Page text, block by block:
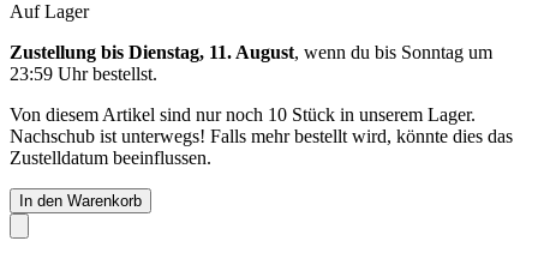
Auf Lager
Zustellung bis Dienstag, 11. August, wenn du bis Sonntag um
23:59 Uhrbestellst.
Von diesem Artikel sind nur noch 10 Stück in unserem Lager.
Nachschub ist unterwegs! Falls mehr bestellt wird, könnte dies das
Zustelldatum beeinflussen.
In den Warenkorb